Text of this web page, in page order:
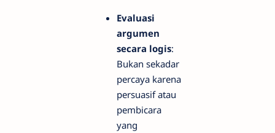
Evaluasi
argumen
secara logis:
Bukan sekadar
percaya karena
persuasif atau
pembicara
yang